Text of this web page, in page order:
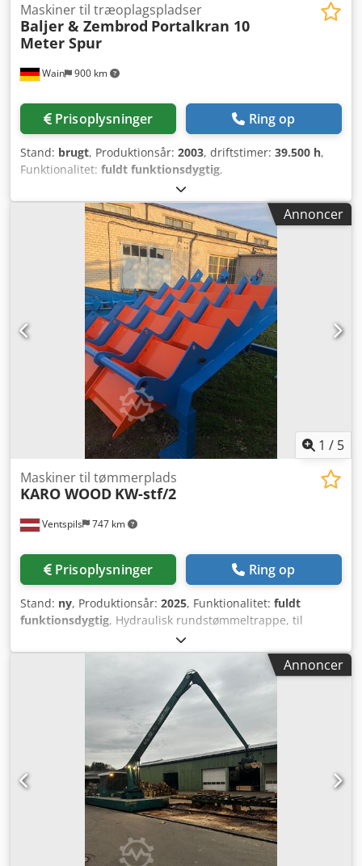
Wain 900 km
Maskiner til træoplagspladser
Baljer & Zembrod Portalkran 10
Meter Spur
Prisoplysninger Ring op
Stand: brugt, Produktionsår: 2003, driftstimer: 39.500 h,
Funktionalitet: fuldt funktionsdygtig,
1663
mm, løftekapacitet:2.000 kg, sporbredde:10.000 mm,
Brugt portalkran 10 meter sporvidde Krantype: OBX IV 15,3
meter Djdpfx Ameyyldzjysck Løftekapacitet: 2.000 kg ved 15
meter uden grab Grab: inklusiv Kranplacering: centreret
Førerkabine: venstre side Strømforsyning: strømskinne
Ydelse: 45 kW !! Sælges på vegne af kunde !! Tilgængelig
fra sommeren 2026
Annoncer
1 / 5
Ventspils 747 km
Maskiner til tømmerplads
KARO WOOD KW-stf/2
Prisoplysninger Ring op
Stand: ny, Produktionsår: 2025, Funktionalitet: fuldt
funktionsdygtig, Hydraulisk rundstømmeltrappe, til
rundstammer med diametre fra 7 cm til 66 cm. Djdpfev N
Eiqjx Amyjck
Annoncer